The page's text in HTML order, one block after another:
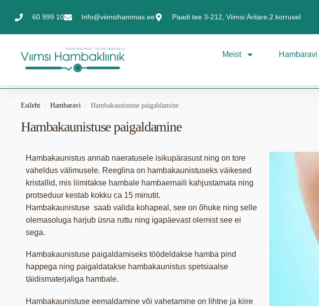
60 999 10 Info@viimsihammas.ee Paadi tee 3-212, Viimsi Äritare.2.korrusel
Meist Hambaravi
Esileht / Hambaravi / Hambakaunistuse paigaldamine
Hambakaunistuse paigaldamine
Hambakaunistus annab naeratusele isikupärasust ning on tore
vaheldus välimusele. Reeglina on hambakaunistuseks väikesed
kristallid, mis liimitakse hambale hambaemaili kahjustamata ning
protseduur kestab kokku ca 15 minutit.
Hambakaunistuse saab valida kohapeal, see on õhuke ning selle
olemasoluga harjub üsna ruttu ning igapäevast olemist see ei
sega.
Hambakaunistuse paigaldamiseks töödeldakse hamba pind
happega ning paigaldatakse hambakaunistus spetsiaalse
täidismaterjaliga hambale.
Hambakaunistuse eemaldamine või vahetamine on lihtne ja kiire